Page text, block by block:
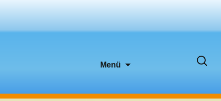
Menü
Suchen